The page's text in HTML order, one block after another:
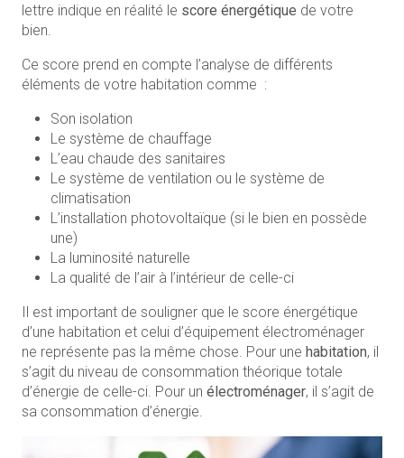
lettre indique en réalité le score énergétique de votre
bien.
Ce score prend en compte l’analyse de différents
éléments de votre habitation comme :
Son isolation
Le système de chauffage
L’eau chaude des sanitaires
Le système de ventilation ou le système de
climatisation
L’installation photovoltaïque (si le bien en possède
une)
La luminosité naturelle
La qualité de l’air à l’intérieur de celle-ci
Il est important de souligner que le score énergétique
d’une habitation et celui d’équipement électroménager
ne représente pas la même chose. Pour une habitation, il
s’agit du niveau de consommation théorique totale
d’énergie de celle-ci. Pour un électroménager, il s’agit de
sa consommation d’énergie.